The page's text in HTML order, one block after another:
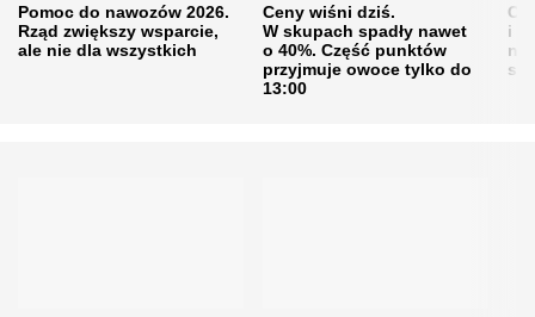
Pomoc do nawozów 2026.
Rząd zwiększy wsparcie,
ale nie dla wszystkich
Ceny wiśni dziś.
W skupach spadły nawet
o 40%. Część punktów
przyjmuje owoce tylko do
13:00
i